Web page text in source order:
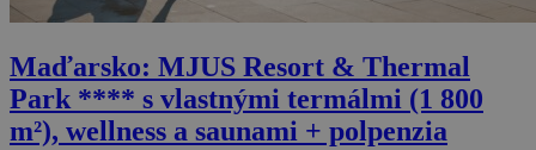
Maďarsko: MJUS Resort & Thermal
Park **** s vlastnými termálmi (1 800
m²), wellness a saunami + polpenzia